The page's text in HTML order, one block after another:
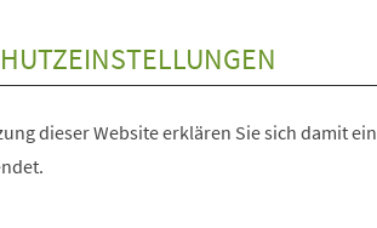
dieser Website erklären Sie sich damit